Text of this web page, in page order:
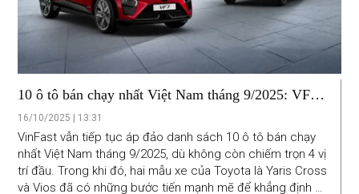
10 ô tô bán chạy nhất Việt Nam tháng 9/2025: VF5
dẫn đầu, Toyota Yaris Cross bứt tốc
16/10/2025 | 13:31
VinFast vẫn tiếp tục áp đảo danh sách 10 ô tô bán chạy
nhất Việt Nam tháng 9/2025, dù không còn chiếm trọn 4 vị
trí đầu. Trong khi đó, hai mẫu xe của Toyota là Yaris Cross
và Vios đã có những bước tiến mạnh mẽ để khẳng định vị